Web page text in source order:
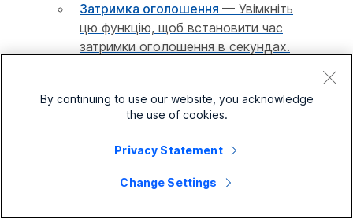
Затримка оголошення — Увімкніть
цю функцію, щоб встановити час
затримки оголошення в секундах.
зазначеного часу. Це запобігає
відтворенню оголошення одночасно
з тим, як користувач або агент вітає
By continuing to use our website, you acknowledge
the use of cookies.
Privacy Statement
Change Settings